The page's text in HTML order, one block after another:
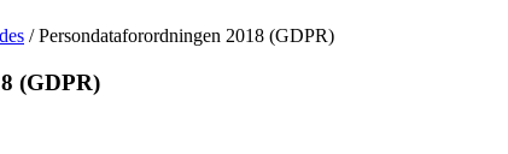
/Persondataforordningen 2018 (GDPR)
(GDPR)